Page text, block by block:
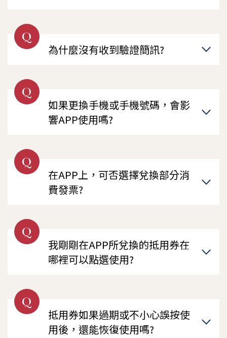
Q
為什麼沒有收到驗證簡訊?
Q
如果更換手機或手機號碼，會影
響APP使用嗎?
Q
在APP上，可否選擇兌換部分消
費發票?
Q
我剛剛在APP所兌換的抵用券在
哪裡可以點選使用?
Q
抵用券如果過期或不小心誤按使
用後，還能恢復使用嗎?